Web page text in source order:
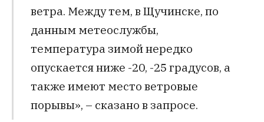
ветра. Между тем, в Щучинске, по
данным метеослужбы,
температура зимой нередко
опускается ниже -20, -25 градусов, а
также имеют место ветровые
порывы», – сказано в запросе.